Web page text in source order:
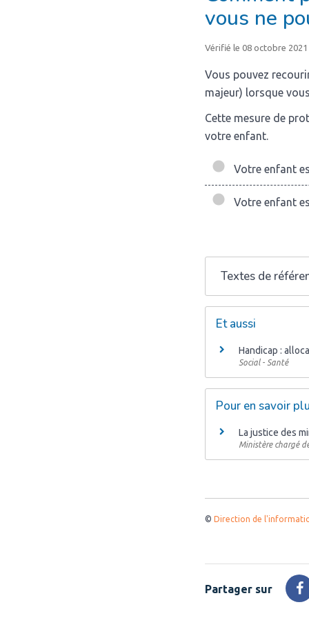
vous ne
Vérifié le 08 octobre
Vous pouvez
majeur) lorsque
Cette mesure de
votre enfant.
Votre enfant
Votre enfant
Textes de
Et aussi
Handicap :
Social - Santé
Pour en savoir
La justice des
Ministère chargé
© Direction de
Partager sur